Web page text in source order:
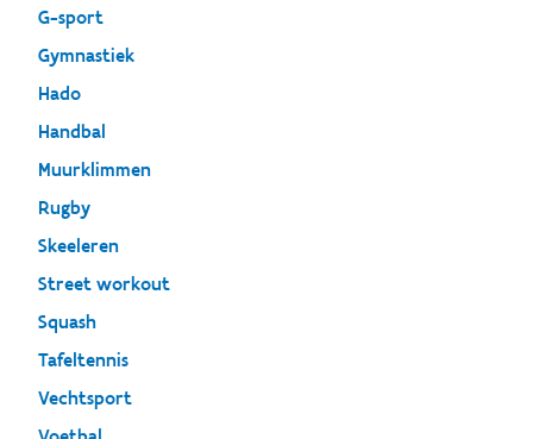
G-sport
Gymnastiek
Hado
Handbal
Muurklimmen
Rugby
Skeeleren
Street workout
Squash
Tafeltennis
Vechtsport